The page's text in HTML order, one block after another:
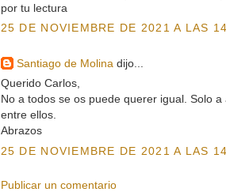
por tu lectura
25 DE NOVIEMBRE DE 2021 A LAS
Santiago de Molina dijo...
Querido Carlos,
No a todos se os puede querer igual. Solo
entre ellos.
Abrazos
25 DE NOVIEMBRE DE 2021 A LAS
Publicar un comentario